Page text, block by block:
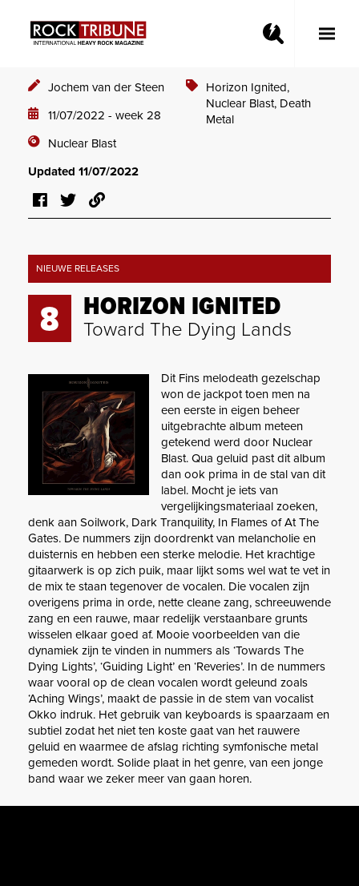
Toggle
Jochem van der Steen
11/07/2022 - week 28
Nuclear Blast
Horizon Ignited,
Nuclear Blast, Death
Metal
Updated 11/07/2022
NIEUWE RELEASES
8 HORIZON IGNITED
Toward The Dying Lands
Dit Fins melodeath gezelschap
won de jackpot toen men na
een eerste in eigen beheer
uitgebrachte album meteen
getekend werd door Nuclear
Blast. Qua geluid past dit album
dan ook prima in de stal van dit
label. Mocht je iets van
vergelijkingsmateriaal zoeken,
denk aan Soilwork, Dark Tranquility, In Flames of At The
Gates. De nummers zijn doordrenkt van melancholie en
duisternis en hebben een sterke melodie. Het krachtige
gitaarwerk is op zich puik, maar lijkt soms wel wat te vet in
de mix te staan tegenover de vocalen. Die vocalen zijn
overigens prima in orde, nette cleane zang, schreeuwende
zang en een rauwe, maar redelijk verstaanbare grunts
wisselen elkaar goed af. Mooie voorbeelden van die
dynamiek zijn te vinden in nummers als ‘Towards The
Dying Lights’, ‘Guiding Light’ en ‘Reveries’. In de nummers
waar vooral op de clean vocalen wordt geleund zoals
‘Aching Wings’, maakt de passie in de stem van vocalist
Okko indruk. Het gebruik van keyboards is spaarzaam en
subtiel zodat het niet ten koste gaat van het rauwere
geluid en waarmee de afslag richting symfonische metal
gemeden wordt. Solide plaat in het genre, van een jonge
band waar we zeker meer van gaan horen.